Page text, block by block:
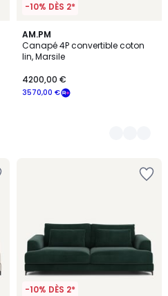
-10% DÈS 2*
AM.PM
Canapé 4P convertible coton
lin, Marsile
3570,00 €
4200,00 €
3
Couleurs
-10% DÈS 2*